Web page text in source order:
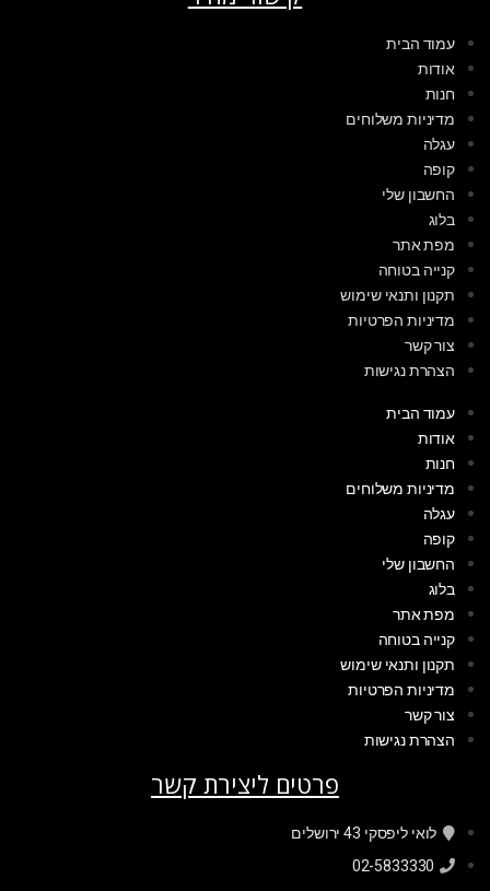
עמוד הבית
אודות
חנות
מדיניות משלוחים
עגלה
קופה
החשבון שלי
בלוג
מפת אתר
קנייה בטוחה
תקנון ותנאי שימוש
מדיניות הפרטיות
צור קשר
הצהרת נגישות
עמוד הבית
אודות
חנות
מדיניות משלוחים
עגלה
קופה
החשבון שלי
בלוג
מפת אתר
קנייה בטוחה
תקנון ותנאי שימוש
מדיניות הפרטיות
צור קשר
הצהרת נגישות
פרטים ליצירת קשר
לואי ליפסקי 43 ירושלים
02-5833330